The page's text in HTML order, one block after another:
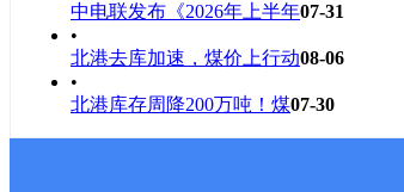
中电联发布《2026年上半年07-31
•
北港去库加速，煤价上行动08-06
•
北港库存周降200万吨！煤07-30